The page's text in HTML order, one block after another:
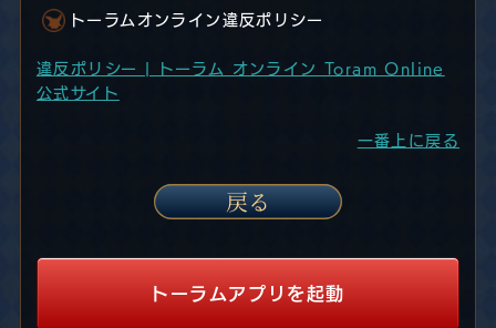
トーラムオンライン違反ポリシー
違反ポリシー | トーラム オンライン Toram Online
公式サイト
一番上に戻る
トーラムアプリを起動